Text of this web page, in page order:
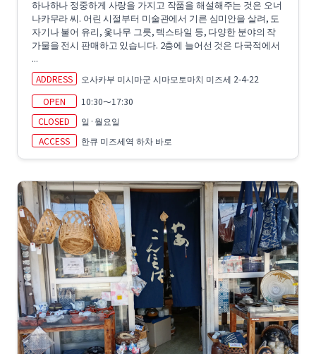
하나하나 정중하게 사랑을 가지고 작품을 해설해주는 것은 오너
나카무라 씨. 어린 시절부터 미술관에서 기른 심미안을 살려, 도
자기나 불어 유리, 옻나무 그릇, 텍스타일 등, 다양한 분야의 작
가물을 전시 판매하고 있습니다. 2층에 늘어선 것은 다국적에서
...
ADDRESS
오사카부 미시마군 시마모토마치 미즈세 2-4-22
OPEN
10:30～17:30
CLOSED
일·월요일
ACCESS
한큐 미즈세역 하차 바로